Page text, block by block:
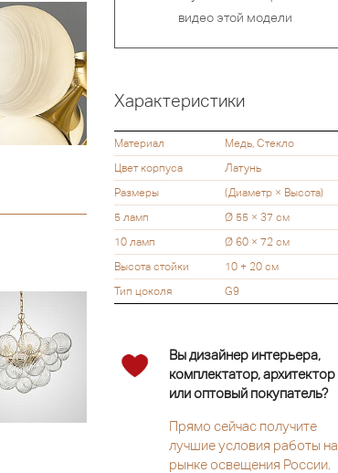
видео этой модели
Характеристики
Материал
Медь, Стекло
Цвет корпуса
Латунь
Размеры
(Диаметр × Высота)
5 ламп
Ø 55 × 37 см
10 ламп
Ø 60 × 72 см
Высота стойки
10 + 20 см
Тип цоколя
G9
Вы дизайнер интерьера,
комплектатор, архитектор
или оптовый покупатель?
Прямо сейчас получите
лучшие условия работы на
рынке освещения России.